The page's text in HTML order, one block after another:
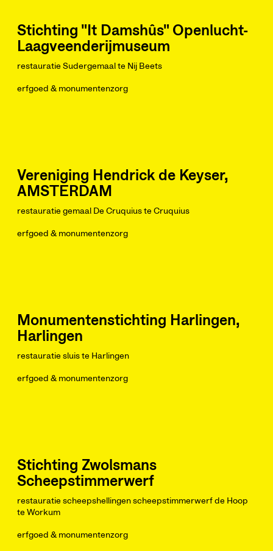
Stichting "It Damshûs" Openlucht-
Laagveenderijmuseum
restauratie Sudergemaal te Nij Beets
erfgoed & monumentenzorg
Vereniging Hendrick de Keyser,
AMSTERDAM
restauratie gemaal De Cruquius te Cruquius
erfgoed & monumentenzorg
Monumentenstichting Harlingen,
Harlingen
restauratie sluis te Harlingen
erfgoed & monumentenzorg
Stichting Zwolsmans
Scheepstimmerwerf
restauratie scheepshellingen scheepstimmerwerf de Hoop
te Workum
erfgoed & monumentenzorg